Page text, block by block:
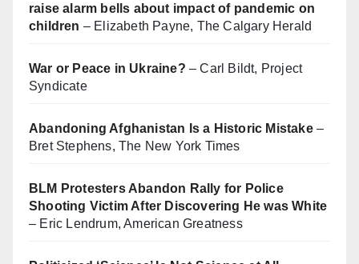
raise alarm bells about impact of pandemic on
children – Elizabeth Payne, The Calgary Herald
War or Peace in Ukraine? – Carl Bildt, Project
Syndicate
Abandoning Afghanistan Is a Historic Mistake–
Bret Stephens, The New York Times
BLM Protesters Abandon Rally for Police
Shooting Victim After Discovering He was White
– Eric Lendrum, American Greatness